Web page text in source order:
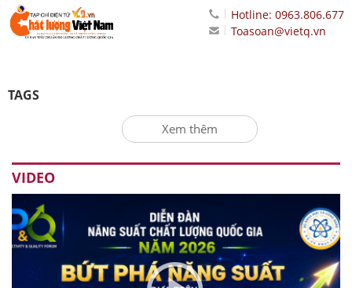
Hotline: 0963.806.677
Toasoan@vietq.vn
TAGS
Xem thêm
VIDEO